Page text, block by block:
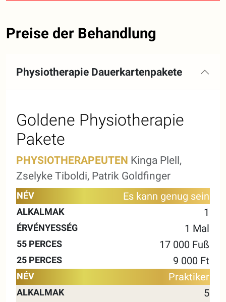
Preise der Behandlung
Physiotherapie Dauerkartenpakete
Goldene Physiotherapie
Pakete
PHYSIOTHERAPEUTEN Kinga Plell,
Zselyke Tiboldi, Patrik Goldfinger
NAME GÜLTIGKEIT
55
MINUTEN
25
Es kann genug sein
1
1 Mal
17 000 Fuß
9 000 Ft
Praktiker
5